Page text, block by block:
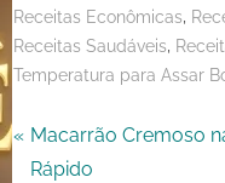
Receitas Econômicas,
Receitas Saudáveis,
Temperatura para Assar
Navegação
P
r
Macarrão Cremoso
Rápido